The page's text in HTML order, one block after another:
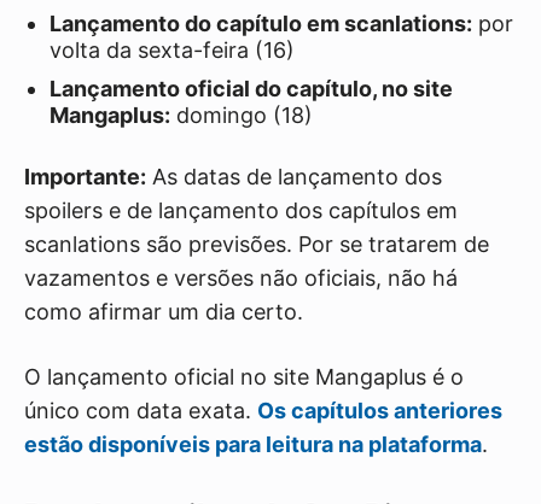
Lançamento do capítulo em scanlations: por
volta da sexta-feira (16)
Lançamento oficial do capítulo, no site
Mangaplus: domingo (18)
Importante: As datas de lançamento dos
spoilers e de lançamento dos capítulos em
scanlations são previsões. Por se tratarem de
vazamentos e versões não oficiais, não há
como afirmar um dia certo.
O lançamento oficial no site Mangaplus é o
único com data exata. Os capítulos anteriores
estão disponíveis para leitura na plataforma.